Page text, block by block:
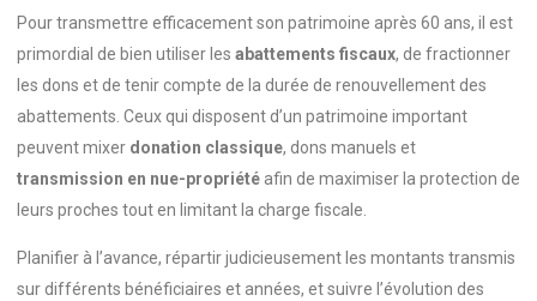
Pour transmettre efficacement son patrimoine après 60 ans, il est
primordial de bien utiliser les abattements fiscaux, de fractionner
les dons et de tenir compte de la durée de renouvellement des
abattements. Ceux qui disposent d’un patrimoine important
peuvent mixer donation classique, dons manuels et
transmission en nue-propriété afin de maximiser la protection de
leurs proches tout en limitant la charge fiscale.
Planifier à l’avance, répartir judicieusement les montants transmis
sur différents bénéficiaires et années, et suivre l’évolution des